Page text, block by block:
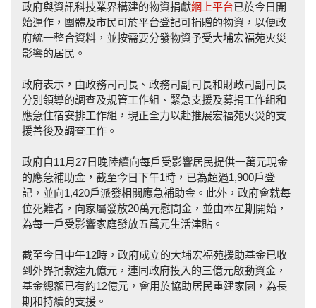
政府與資訊科技業界構建的物資捐獻網上平台已於今日開
始運作，團體及市民可於平台登記可捐贈的物資，以便政
府統一整合資料，並按需要分發物資予受大埔宏福苑火災
影響的居民。
政府表示，由政務司司長、政務司副司長和財政司副司長
分別領導的調查及規管工作組、緊急支援及募捐工作組和
應急住宿安排工作組，現正全力以赴推展宏福苑火災的支
援善後及調查工作。
政府自11月27日晚陸續向每戶受影響居民提供一萬元現金
的應急補助金，截至今日下午1時，已為超過1,900戶登
記，並向1,420戶派發相關應急補助金。此外，政府會就每
位死難者，向家屬發放20萬元慰問金，並由本星期開始，
為每一戶受影響家庭發放五萬元生活津貼。
截至今日中午12時，政府成立的大埔宏福苑援助基金已收
到外界捐款達九億元，連同政府投入的三億元啟動資金，
基金總額已有約12億元，會用於協助居民重建家園，為長
期和持續的支援。